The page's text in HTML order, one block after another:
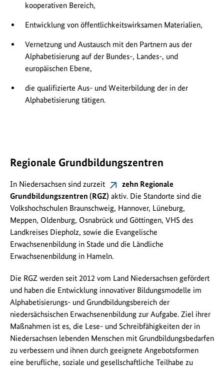
kooperativen Bereich,
Entwicklung von öffentlichkeitswirksamen Materialien,
Vernetzung und Austausch mit den Partnern aus der
Alphabetisierung auf der Bundes-, Landes-, und
europäischen Ebene,
die qualifizierte Aus- und Weiterbildung der in der
Alphabetisierung tätigen.
Regionale Grundbildungszentren
In Niedersachsen sind zurzeit
zehn Regionale
Grundbildungszentren (RGZ) aktiv. Die Standorte sind die
Volkshochschulen Braunschweig, Hannover, Lüneburg,
Meppen, Oldenburg, Osnabrück und Göttingen, VHS des
Landkreises Diepholz, sowie die Evangelische
Erwachsenenbildung in Stade und die Ländliche
Erwachsenenbildung in Hameln.
Die RGZ werden seit 2012 vom Land Niedersachsen gefördert
und haben die Entwicklung innovativer Bildungsmodelle im
Alphabetisierungs- und Grundbildungsbereich der
niedersächsischen Erwachsenenbildung zur Aufgabe. Ziel ihrer
Maßnahmen ist es, die Lese- und Schreibfähigkeiten der in
Niedersachsen lebenden Menschen mit Grundbildungsbedarfen
zu verbessern und ihnen durch geeignete Angebotsformen
eine berufliche, soziale und gesellschaftliche Teilhabe zu